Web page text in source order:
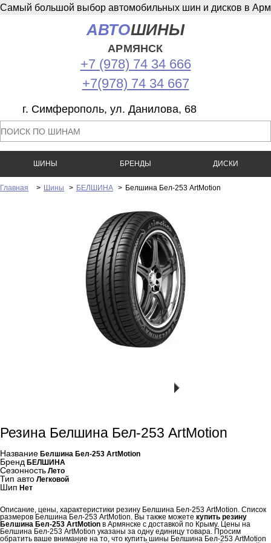
Самый большой выбор автомобильных шин и дисков в
АВТОШИНЫ
АРМЯНСК
+7 (978) 74 34 666
+7(978) 74 34 667
г. Симферополь, ул. Данилова, 68
ШИНЫ БРЕНДЫ ДИСКИ
Главная > Шины > БЕЛШИНА > Белшина Бел-253 ArtMotion
Резина Белшина Бел-253 ArtMotion
Название Белшина Бел-253 ArtMotion
Бренд БЕЛШИНА
Сезонность Лето
Тип авто Легковой
Шип Нет
Описание, цены, характеристики резину Белшина Бел-253 ArtMotion. Список
размеров Белшина Бел-253 ArtMotion. Вы также можете купить резину
Белшина Бел-253 ArtMotion в Армянске с доставкой по Крыму. Цены на
Белшина Бел-253 ArtMotion указаны за одну единицу товара. Просим
обратить ваше внимание на то, что купить шины Белшина Бел-253 ArtMotion